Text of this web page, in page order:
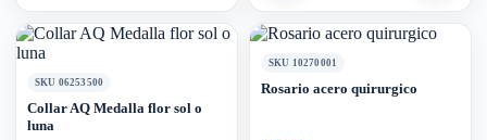
SKU 06253500
Collar AQ Medalla flor sol o
luna
SKU 10270001
Rosario acero quirurgico